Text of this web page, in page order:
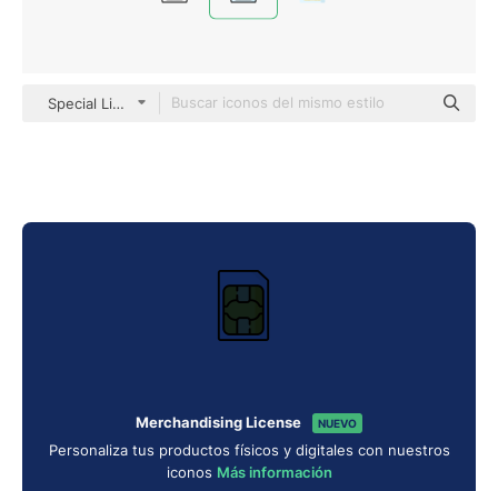
Special Lineal color
Merchandising License NUEVO
Personaliza tus productos físicos y digitales con nuestros
iconos Más información